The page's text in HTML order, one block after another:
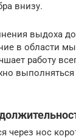
внизу.
выдоха
в области
работу
через нос